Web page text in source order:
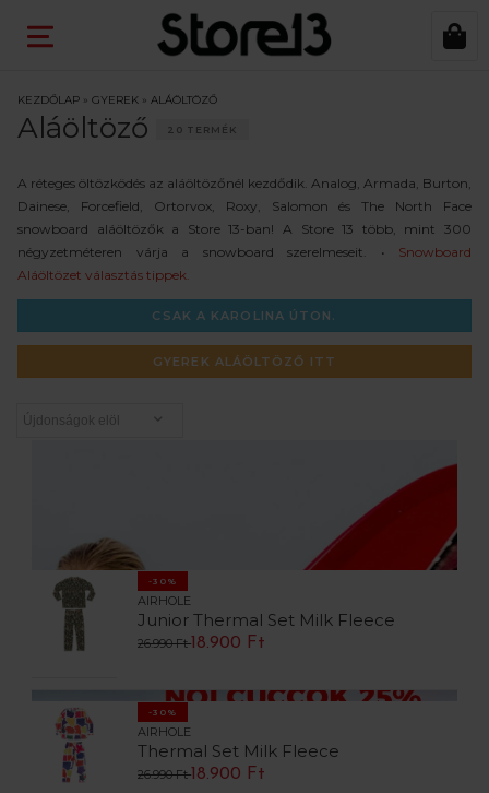
KEZDŐLAP » GYEREK » ALÁÖLTÖZŐ
Aláöltöző 20 TERMÉK
A réteges öltözködés az aláöltözőnél kezdődik. Analog, Armada, Burton,
Dainese, Forcefield, Ortorvox, Roxy, Salomon és The North Face
snowboard aláöltözők a Store 13-ban! A Store 13 több, mint 300
négyzetméteren várja a snowboard szerelmeseit. • Snowboard
Aláöltözet választás tippek.
CSAK A KAROLINA ÚTON.
GYEREK ALÁÖLTÖZŐ ITT
-30%
AIRHOLE
Junior Thermal Set Milk Fleece
26.990 Ft 18.900 Ft
-30%
AIRHOLE
Thermal Set Milk Fleece
26.990 Ft 18.900 Ft